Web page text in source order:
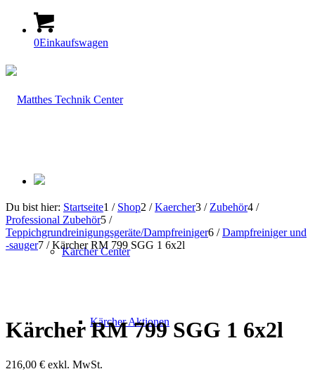
0Einkaufswagen
Kärcher Center
Kärcher Aktionen
Du bist hier: Startseite1 / Shop2 / Kaercher3 / Zubehör4 /
Professional Zubehör5 /
Teppichgrundreinigungsgeräte/Dampfreiniger6 / Dampfreiniger und
-sauger7 / Kärcher RM 799 SGG 1 6x2l
Kärcher RM 799 SGG 1 6x2l
216,00 € exkl. MwSt.